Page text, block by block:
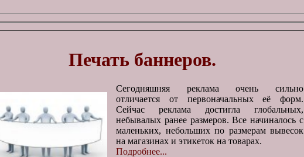
Печать баннеров.
Сегодняшняя реклама очень сильно
отличается от первоначальных её форм.
Сейчас реклама достигла глобальных,
небывалых ранее размеров. Все начиналось с
маленьких, небольших по размерам вывесок
на магазинах и этикеток на товарах.
Подробнее...